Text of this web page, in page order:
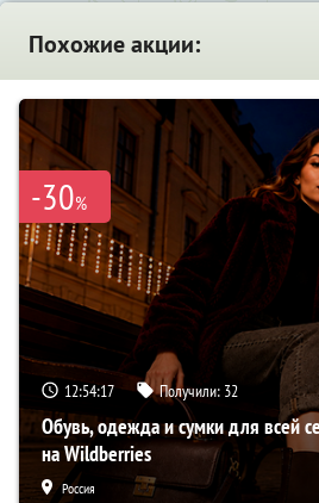
Похожие акции:
-30%
12:54:16 Получили: 32
Обувь, одежда и сумки для всей
на Wildberries
Россия